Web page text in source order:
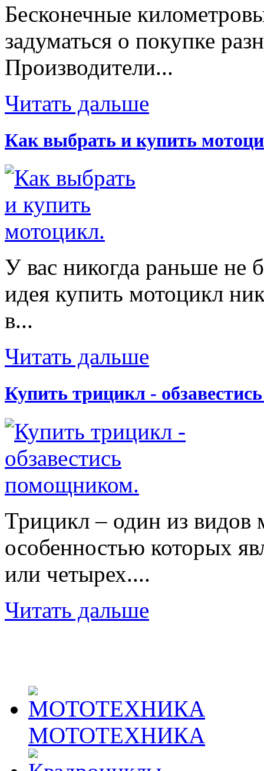
Бесконечные
задуматься о покупке
Производители...
Читать дальше
Как выбрать и купить
У вас никогда раньше не
идея купить мотоцикл
в...
Читать дальше
Купить трицикл -
Трицикл – один из видов
особенностью которых
или четырех....
Читать дальше
МОТОТЕХНИКА